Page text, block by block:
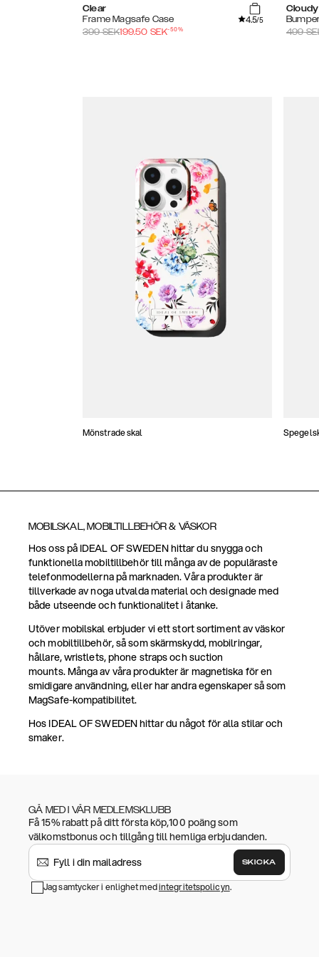
Clear
Frame Magsafe Case
4.5/5
399SEK199.50 SEK-50%
499
Mönstrade skal
MOBILSKAL, MOBILTILLBEHÖR & VÄSKOR
Hos oss på IDEAL OF SWEDEN hittar du snygga och
funktionella mobiltillbehör till många av de populäraste
telefonmodellerna på marknaden. Våra produkter är
tillverkade av noga utvalda material och designade med
både utseende och funktionalitet i åtanke.
Utöver mobilskal erbjuder vi ett stort sortiment av väskor
och mobiltillbehör, så som skärmskydd, mobilringar,
hållare, wristlets, phone straps och suction
mounts. Många av våra produkter är magnetiska för en
smidigare användning, eller har andra egenskaper så som
MagSafe-kompatibilitet.
Hos IDEAL OF SWEDEN hittar du något för alla stilar och
smaker.
GÅ MED I VÅR MEDLEMSKLUBB
Få 15% rabatt på ditt första köp,100 poäng som
välkomstbonus och tillgång till hemliga erbjudanden.
SKICKA
Jag samtycker i enlighet medintegritetspolicyn.